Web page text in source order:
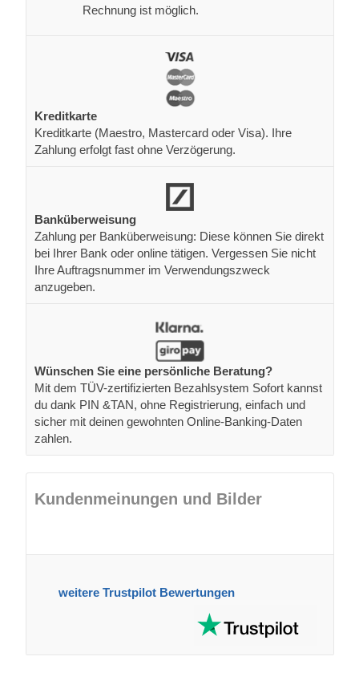
Rechnung ist möglich.
Kreditkarte
Kreditkarte (Maestro, Mastercard oder Visa). Ihre
Zahlung erfolgt fast ohne Verzögerung.
Banküberweisung
Zahlung per Banküberweisung: Diese können Sie direkt
bei Ihrer Bank oder online tätigen. Vergessen Sie nicht
Ihre Auftragsnummer im Verwendungszweck
anzugeben.
Wünschen Sie eine persönliche Beratung?
Mit dem TÜV-zertifizierten Bezahlsystem Sofort kannst
du dank PIN &TAN, ohne Registrierung, einfach und
sicher mit deinen gewohnten Online-Banking-Daten
zahlen.
Kundenmeinungen und Bilder
weitere Trustpilot Bewertungen